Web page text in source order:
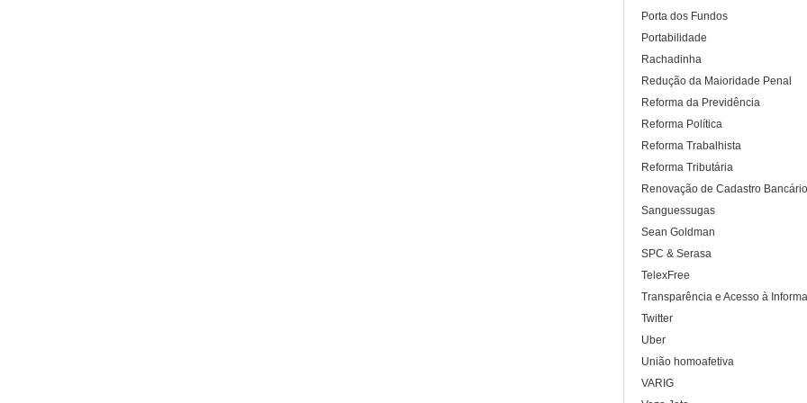
Porta dos Fundos
Portabilidade
Rachadinha
Redução da Maioridade Penal
Reforma da Previdência
Reforma Política
Reforma Trabalhista
Reforma Tributária
Renovação de Cadastro Bancário
Sanguessugas
Sean Goldman
SPC & Serasa
TelexFree
Transparência e Acesso à
Twitter
Uber
União homoafetiva
VARIG